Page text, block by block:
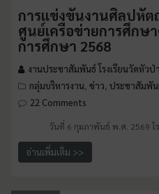
การแข่งขันงานศิลปหัต
ศูนย์เครือข่ายการศึกษ
การศึกษา 2568
งานประชาสัมพันธ์ โรงเรียนวัดหัวป่
กลุ่มบริหารงาน, ข่าว, ประชาสัมพัน
22 Comments
วันที่ 6 กุมภาพันธ์ พ.ศ. 2569 โร
อ่านเพิ่มเติม >>